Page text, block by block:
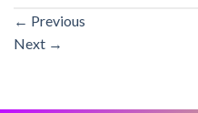
← Previous
Next →